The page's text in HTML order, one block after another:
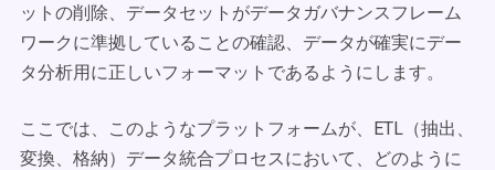
ットの削除、データセットがデータガバナンスフレーム
ワークに準拠していることの確認、データが確実にデー
タ分析用に正しいフォーマットであるようにします。
ここでは、このようなプラットフォームが、ETL（抽出、
変換、格納）データ統合プロセスにおいて、どのように